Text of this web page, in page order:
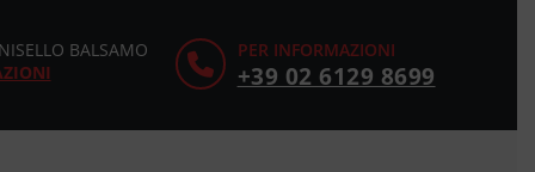
PER INFORMAZIONI
+39 02 6129 8699
BALSAMO